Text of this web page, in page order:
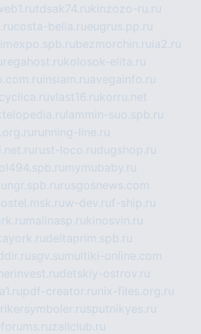
tdsak74.rukinzozo-ru.ru
costa-bella.rueugrus.pp.ru
bezmorchin.ru ia2.ru
regahost.rukolosok-elita.ru
insiam.ruavegainfo.ru
vlast16.rukorru.net
lammin-suo.spb.ru
running-line.ru
rust-loco.rudugshop.ru
mymubaby.ru
ngr.spb.ru rusgosnews.com
w-dev.ruf-ship.ru
malinasp.rukinosvin.ru
deltaprim.spb.ru
sgv.su multiki-online.com
detskiy-ostrov.ru
pdf-creator.ru nix-files.org.ru
sputnikyes.ru
zallclub.ru